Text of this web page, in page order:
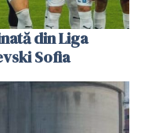
din Liga
Sofia